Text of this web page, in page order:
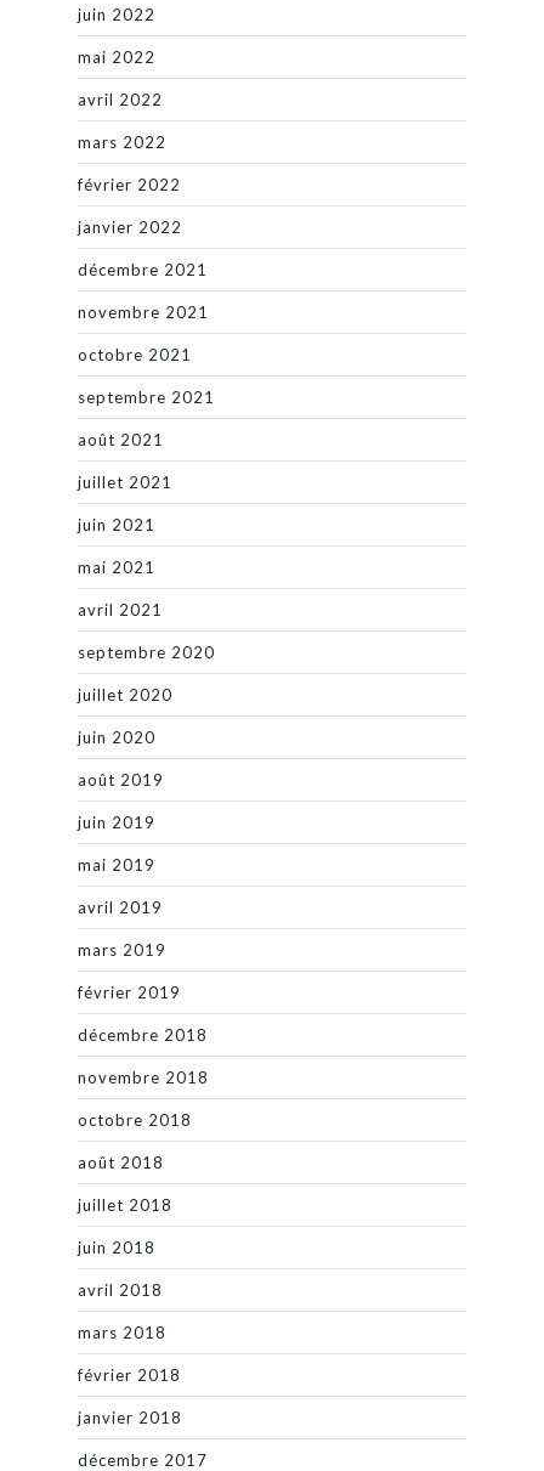
juin 2022
mai 2022
avril 2022
mars 2022
février 2022
janvier 2022
décembre 2021
novembre 2021
octobre 2021
septembre 2021
août 2021
juillet 2021
juin 2021
mai 2021
avril 2021
septembre 2020
juillet 2020
juin 2020
août 2019
juin 2019
mai 2019
avril 2019
mars 2019
février 2019
décembre 2018
novembre 2018
octobre 2018
août 2018
juillet 2018
juin 2018
avril 2018
mars 2018
février 2018
janvier 2018
décembre 2017